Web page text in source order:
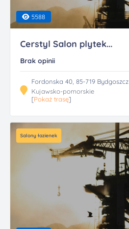
5588
Cerstyl Salon plytek...
Brak opinii
Fordonska 40, 85-719 Bydgoszcz
Kujawsko-pomorskie
[Pokaż trasę]
Salony łazienek